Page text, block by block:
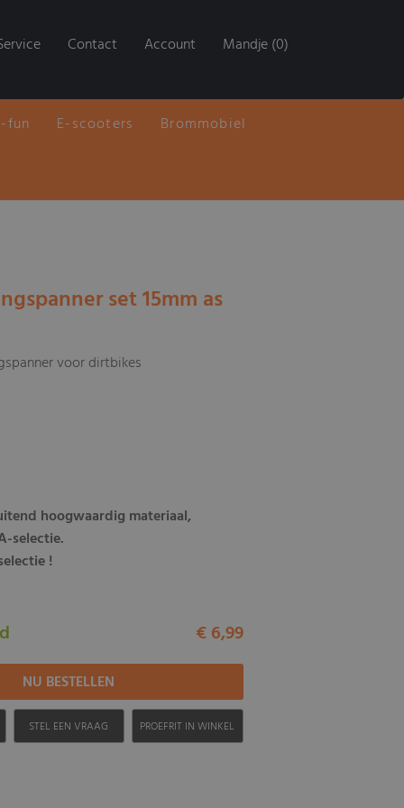
Contact Account Mandje (0)
fun E-scooters Brommobiel
set 15mm as
voor dirtbikes
hoogwaardig materiaal,
selectie.
!
€ 6,99
STEL EEN VRAAG PROEFRIT IN WINKEL